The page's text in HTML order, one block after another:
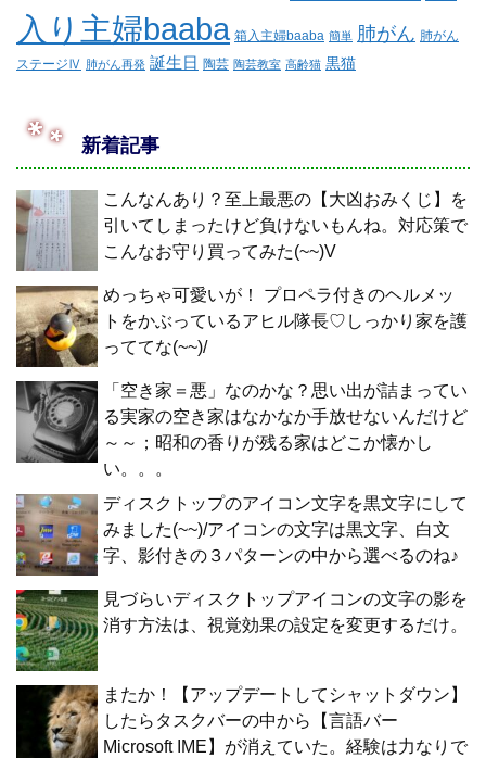
入り主婦baaba 箱入主婦baaba 簡単 肺がん 肺がん
ステージⅣ 肺がん再発 誕生日 陶芸 陶芸教室 高齢猫 黒猫
新着記事
こんなんあり？至上最悪の【大凶おみくじ】を
引いてしまったけど負けないもんね。対応策で
こんなお守り買ってみた(~~)V
めっちゃ可愛いが！ プロペラ付きのヘルメッ
トをかぶっているアヒル隊長♡しっかり家を護
っててな(~~)/
「空き家＝悪」なのかな？思い出が詰まってい
る実家の空き家はなかなか手放せないんだけど
～～；昭和の香りが残る家はどこか懐かし
い。。。
ディスクトップのアイコン文字を黒文字にして
みました(~~)/アイコンの文字は黒文字、白文
字、影付きの３パターンの中から選べるのね♪
見づらいディスクトップアイコンの文字の影を
消す方法は、視覚効果の設定を変更するだけ。
またか！【アップデートしてシャットダウン】
したらタスクバーの中から【言語バー
Microsoft IME】が消えていた。経験は力なりで